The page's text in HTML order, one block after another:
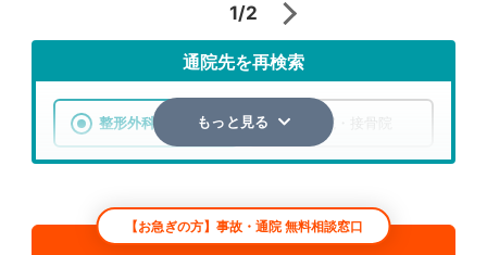
1/2
通院先を再検索
整形外科 整骨院・接骨院
検索する
もっと見る
【お急ぎの方】事故・通院 無料相談窓口